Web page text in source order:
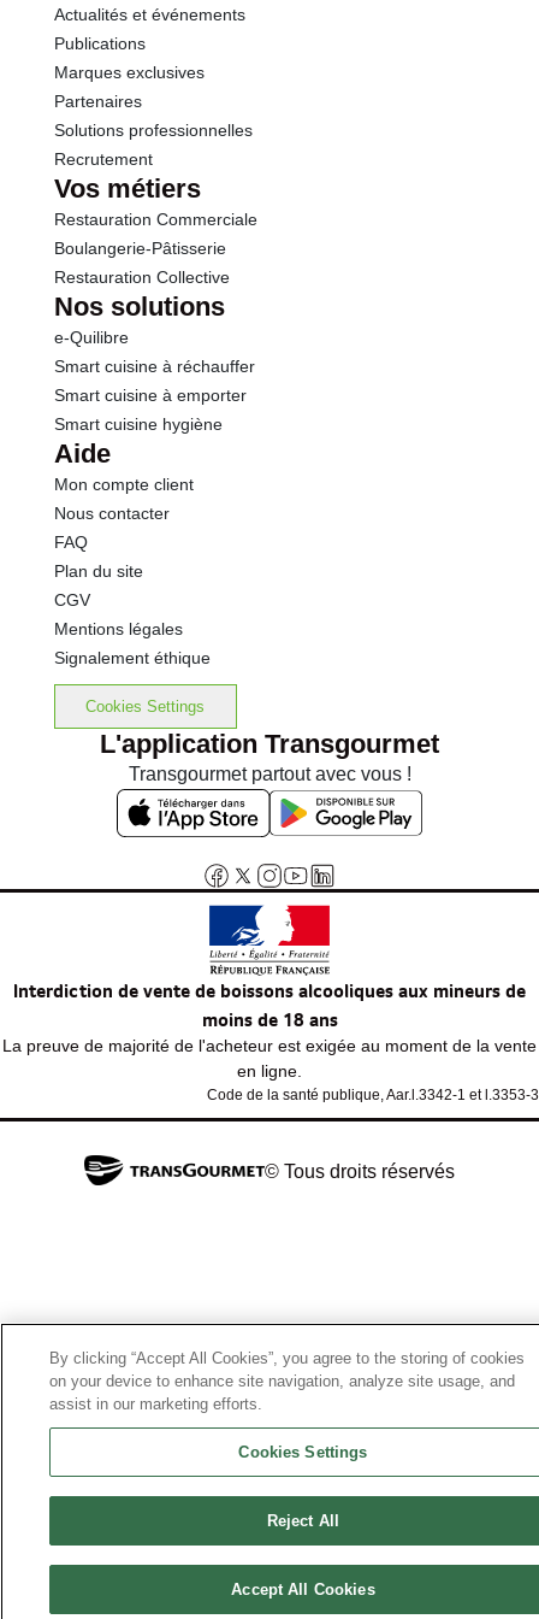
Actualités et événements
Publications
Marques exclusives
Partenaires
Solutions professionnelles
Recrutement
Vos métiers
Restauration Commerciale
Boulangerie-Pâtisserie
Restauration Collective
Nos solutions
e-Quilibre
Smart cuisine à réchauffer
Smart cuisine à emporter
Smart cuisine hygiène
Aide
Mon compte client
Nous contacter
FAQ
Plan du site
CGV
Mentions légales
Signalement éthique
Cookies Settings
L'application Transgourmet
Transgourmet partout avec vous !
Interdiction de vente de boissons alcooliques aux mineurs de
moins de 18 ans
La preuve de majorité de l'acheteur est exigée au moment de la vente
en ligne.
Code de la santé publique, Aar.l.3342-1 et l.3353-3
© Tous droits réservés
By clicking “Accept All Cookies”, you agree to the storing of cookies
on your device to enhance site navigation, analyze site usage, and
assist in our marketing efforts.
Cookies Settings
Reject All
Accept All Cookies